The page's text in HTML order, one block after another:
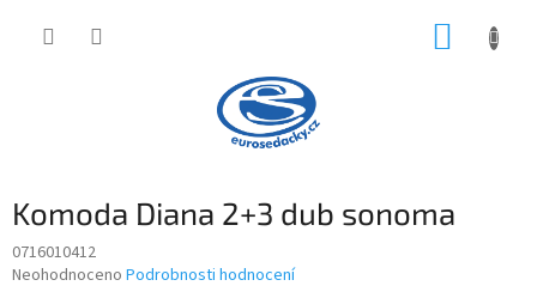
Komoda Diana 2+3 dub sonoma
0716010412
Průměrné
Neohodnoceno Podrobnosti hodnocení